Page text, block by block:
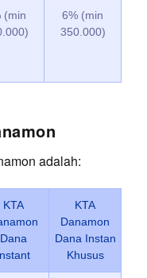
(min
6% (min
350.000)
adalah:
KTA
Dana
KTA
Danamon
Dana Instan
Khusus